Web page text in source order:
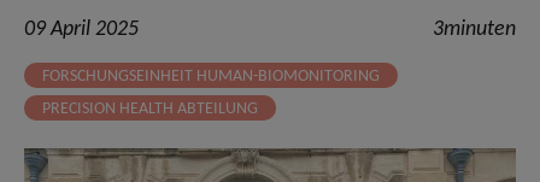
09 April 2025 3minuten
FORSCHUNGSEINHEIT HUMAN-BIOMONITORING
PRECISION HEALTH ABTEILUNG